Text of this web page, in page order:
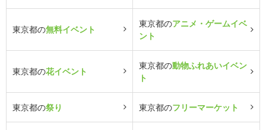
東京都の無料イベント
東京都のアニメ・ゲームイベ
ント
東京都の花イベント
東京都の動物ふれあいイベン
ト
東京都の祭り 東京都のフリーマーケット